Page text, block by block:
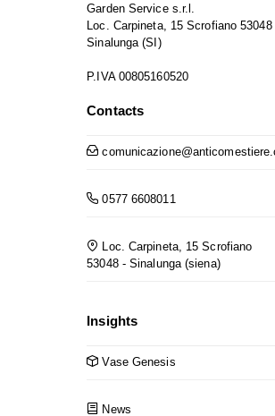
Garden Service s.r.l.
Loc. Carpineta, 15 Scrofiano 53048
Sinalunga (SI)
P.IVA 00805160520
Contacts
0577 6608011
Loc. Carpineta, 15 Scrofiano
53048 - Sinalunga (siena)
Insights
Vase Genesis
News